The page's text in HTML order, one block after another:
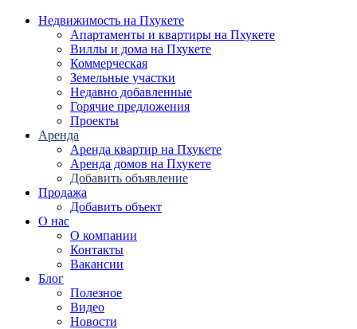
Недвижимость на Пхукете
Апартаменты и квартиры на Пхукете
Виллы и дома на Пхукете
Коммерческая
Земельные участки
Недавно добавленные
Горячие предложения
Проекты
Аренда
Аренда квартир на Пхукете
Аренда домов на Пхукете
Добавить объявление
Продажа
Добавить объект
О нас
О компании
Контакты
Вакансии
Блог
Полезное
Видео
Новости